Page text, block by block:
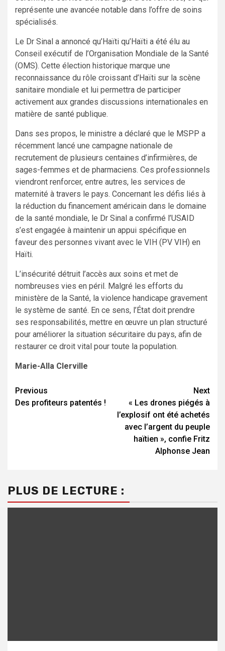
représente une avancée notable dans l’offre de soins
spécialisés.
Le Dr Sinal a annoncé qu’Haïti qu’Haïti a été élu au
Conseil exécutif de l’Organisation Mondiale de la Santé
(OMS). Cette élection historique marque une
reconnaissance du rôle croissant d’Haïti sur la scène
sanitaire mondiale et lui permettra de participer
activement aux grandes discussions internationales en
matière de santé publique.
Dans ses propos, le ministre a déclaré que le MSPP a
récemment lancé une campagne nationale de
recrutement de plusieurs centaines d’infirmières, de
sages-femmes et de pharmaciens. Ces professionnels
viendront renforcer, entre autres, les services de
maternité à travers le pays. Concernant les défis liés à
la réduction du financement américain dans le domaine
de la santé mondiale, le Dr Sinal a confirmé l’USAID
s’est engagée à maintenir un appui spécifique en
faveur des personnes vivant avec le VIH (PV VIH) en
Haïti.
L’insécurité détruit l’accès aux soins et met de
nombreuses vies en péril. Malgré les efforts du
ministère de la Santé, la violence handicape gravement
le système de santé. En ce sens, l’État doit prendre
ses responsabilités, mettre en œuvre un plan structuré
pour améliorer la situation sécuritaire du pays, afin de
restaurer ce droit vital pour toute la population.
Marie-Alla Clerville
Continue
Reading
Previous
Des profiteurs patentés !
Next
« Les drones piégés à
l’explosif ont été achetés
avec l’argent du peuple
haïtien », confie Fritz
Alphonse Jean
PLUS DE LECTURE :